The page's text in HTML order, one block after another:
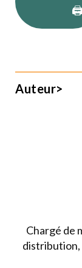
🖨
Auteur>
Chargé de
distribution,